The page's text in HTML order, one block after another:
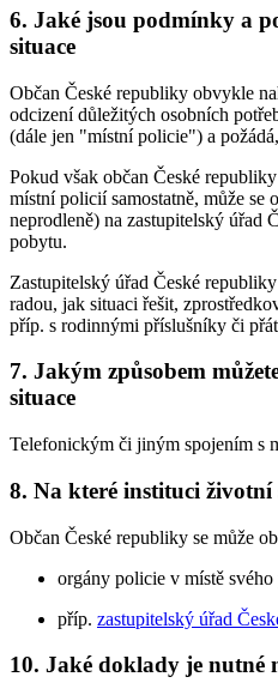
6. Jaké jsou podmínky a
situace
Občan České republiky obvykle
odcizení důležitých osobních
(dále jen "místní policie") a
Pokud však občan České
místní policií samostatně, může se
neprodleně) na zastupitelský úřad
pobytu.
Zastupitelský úřad České
radou, jak situaci řešit,
příp. s rodinnými příslušníky či
7. Jakým způsobem
situace
Telefonickým či jiným spojením s
8. Na které instituci životní
Občan České republiky se může
orgány policie v místě svého
příp. zastupitelský úřad
10. Jaké doklady je nutné